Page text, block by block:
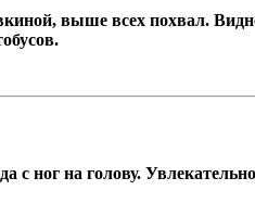
выше всех похвал.
ног на голову.